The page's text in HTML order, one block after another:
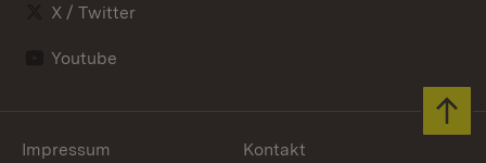
X / Twitter
Youtube
Impressum Kontakt